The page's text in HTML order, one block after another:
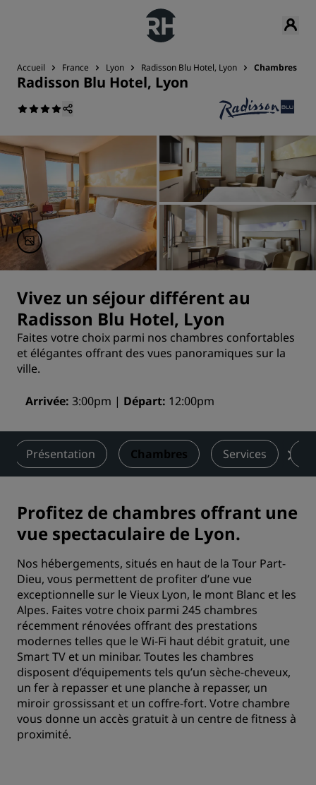
Accueil France Lyon Radisson Blu Hotel, Lyon Chambres
Radisson Blu Hotel, Lyon
Vivez un séjour différent au
Radisson Blu Hotel, Lyon
Faites votre choix parmi nos chambres confortables
et élégantes offrant des vues panoramiques sur la
ville.
Arrivée 3:00pm Départ 12:00pm
Présentation Chambres Services
Profitez de chambres offrant une
vue spectaculaire de Lyon.
Nos hébergements, situés en haut de la Tour Part-
Dieu, vous permettent de profiter d’une vue
exceptionnelle sur le Vieux Lyon, le mont Blanc et les
Alpes. Faites votre choix parmi 245 chambres
récemment rénovées offrant des prestations
modernes telles que le Wi-Fi haut débit gratuit, une
Smart TV et un minibar. Toutes les chambres
disposent d’équipements tels qu’un sèche-cheveux,
un fer à repasser et une planche à repasser, un
miroir grossissant et un coffre-fort. Votre chambre
vous donne un accès gratuit à un centre de fitness à
proximité.